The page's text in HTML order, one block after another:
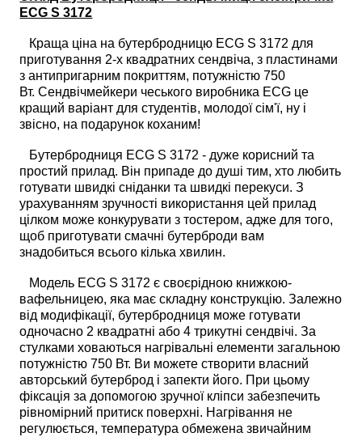
ECG S 3172
Краща ціна на бутербродницю ECG S 3172 для
приготування 2-х квадратних сендвіча, з пластинами
з антипригарним покриттям, потужністю 750
Вт. Сендвічмейкери чеського виробника ECG це
кращий варіант для студентів, молодої сім'ї, ну і
звісно, на подарунок коханим!
Бутербродниця ECG S 3172 - дуже корисний та
простий прилад. Він припаде до душі тим, хто любить
готувати швидкі сніданки та швидкі перекуси. З
урахуванням зручності використання цей прилад
цілком може конкурувати з тостером, адже для того,
щоб приготувати смачні бутерброди вам
знадобиться всього кілька хвилин.
Модель ECG S 3172 є своєрідною книжкою-
вафельницею, яка має складну конструкцію. Залежно
від модифікації, бутербродниця може готувати
одночасно 2 квадратні або 4 трикутні сендвічі. За
стулками ховаються нагрівальні елементи загальною
потужністю 750 Вт. Ви можете створити власний
авторський бутерброд і запекти його. При цьому
фіксація за допомогою зручної кліпси забезпечить
рівномірний притиск поверхні. Нагрівання не
регулюється, температура обмежена звичайним